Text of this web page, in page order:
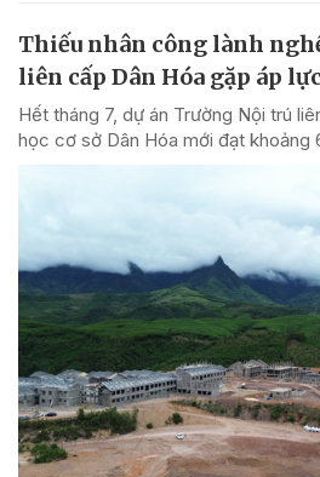
Thiếu nhân công lành
liên cấp Dân Hóa gặp áp
Hết tháng 7, dự án Trường Nội trú
học cơ sở Dân Hóa mới đạt khoảng